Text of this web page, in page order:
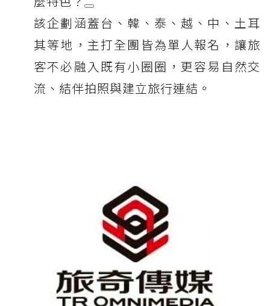
該企劃涵蓋台、韓、泰、越、中、土耳
其等地，主打全團皆為單人報名，讓旅
客不必融入既有小圈圈，更容易自然交
流、結伴拍照與建立旅行連結。